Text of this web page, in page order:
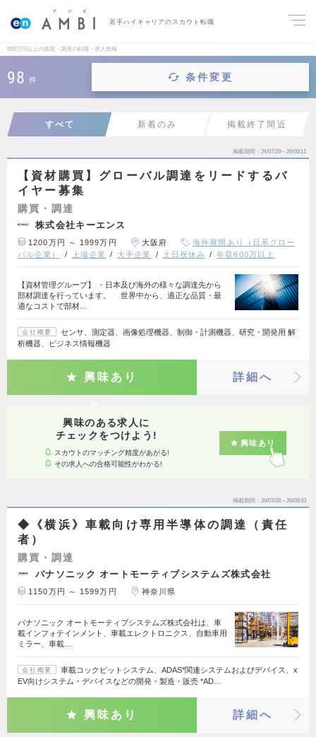
若手ハイキャリアのスカウト転職
850万円以上の購買・調達の転職・求人情報
98 件 条件変更
すべて 新着のみ 掲載終了間近
掲載期間 26/07/29～26/08/11
【資材購買】グローバル調達をリードするバ
イヤー募集
購買・調達
株式会社キーエンス
1200万円 ～ 1999万円 大阪府
海外展開あり（日系グロー
バル企業）
上場企業 大手企業 土日祝休み 年収600万以上
【資材管理グループ】 ・日本及び海外の様々な調達先から
部材調達を行っています。 世界中から、適正な品質・最
適なコストで部材…
会社概要
センサ、測定器、画像処理機器、制御・計測機器、研究・開発用 解
析機器、ビジネス情報機器
興味あり 詳細へ
興味のある求人に
チェックをつけよう!
スカウトのマッチング精度があがる!
その求人への合格可能性がわかる!
興味あり
掲載期間 26/07/28～26/08/10
◆《横浜》車載向け専用半導体の調達（責任
者）
購買・調達
パナソニック オートモーティブシステムズ株式会社
1150万円 ～ 1599万円 神奈川県
パナソニック オートモーティブシステムズ株式会社は、車
載インフォテインメント、車載エレクトロニクス、自動車用
ミラー、車載…
会社概要
車載コックピットシステム、ADAS*関連システムおよびデバイス、x
EV向けシステム・デバイスなどの開発・製造・販売 *AD…
興味あり 詳細へ